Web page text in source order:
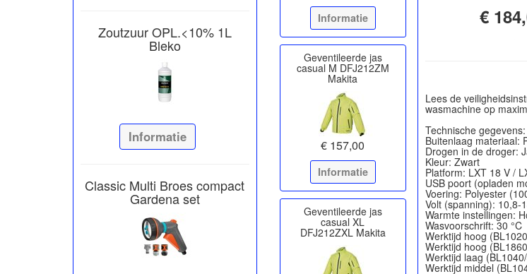
Zoutzuur OPL.<10% 1L
Bleko
Informatie
Classic Multi Broes compact
Gardena set
Informatie
Geventileerde jas
casual M DFJ212ZM
Makita
€ 157,00
Informatie
Geventileerde jas
casual XL
DFJ212ZXL Makita
€
Lees de
wasmachine op
Technische gegevens:
Buitenlaag materiaal:
Drogen in de droger:
Kleur: Zwart
Platform: LXT 18 V /
USB poort (opladen
Voering: Polyester
Volt (spanning): 10,8-
Warmte instellingen:
Wasvoorschrift: 30 °C
Werktijd hoog
Werktijd hoog
Werktijd laag
Werktijd middel